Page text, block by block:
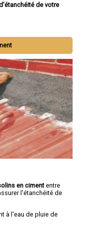
de votre
en ciment entre
l'étanchéité de
à l'eau de pluie de